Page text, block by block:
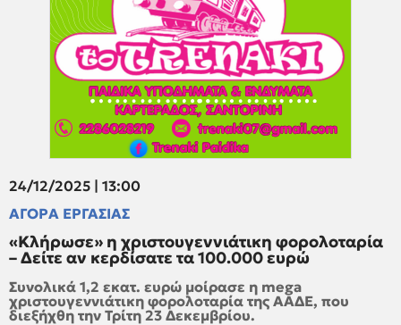
24/12/2025 | 13:00
ΑΓΟΡΑ ΕΡΓΑΣΙΑΣ
«Κλήρωσε» η χριστουγεννιάτικη φορολοταρία
– Δείτε αν κερδίσατε τα 100.000 ευρώ
Συνολικά 1,2 εκατ. ευρώ μοίρασε η mega
χριστουγεννιάτικη φορολοταρία της ΑΑΔΕ, που
διεξήχθη την Τρίτη 23 Δεκεμβρίου.